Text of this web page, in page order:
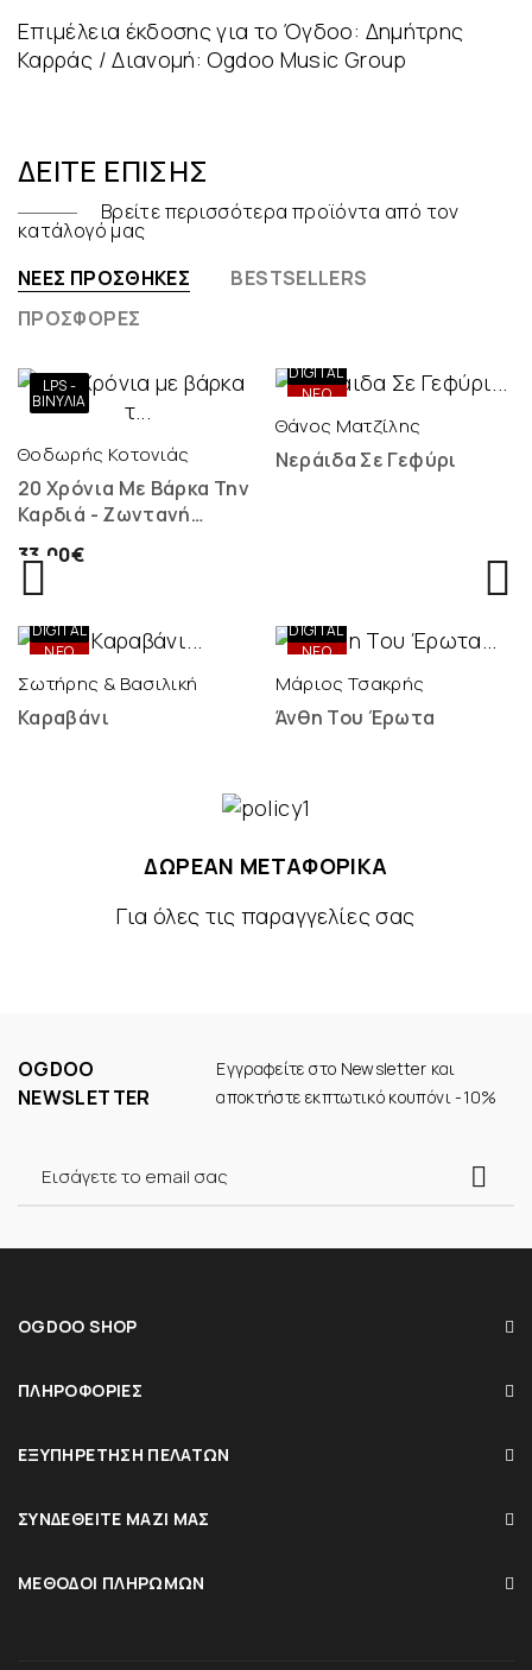
Επιμέλεια έκδοσης για το Όγδοο: Δημήτρης
Καρράς / Διανομή: Ogdoo Music Group
ΔΕΊΤΕ ΕΠΊΣΗΣ
Βρείτε περισσότερα προϊόντα από τον
κατάλογό μας
ΝΈΕΣ ΠΡΟΣΘΉΚΕΣ
BESTSELLERS
ΠΡΟΣΦΟΡΈΣ
ΝΕΟ
LPS -
ΒΙΝΎΛΙΑ
Θοδωρής Κοτονιάς
20 Χρόνια Με Βάρκα Την
Καρδιά - Ζωντανή
33,00€
ΝΕΟ
DIGITAL
Σωτήρης & Βασιλική
Καραβάνι
ΝΕΟ
DIGITAL
Θάνος Ματζίλης
Νεράιδα Σε Γεφύρι
ΝΕΟ
DIGITAL
Μάριος Τσακρής
Άνθη Του Έρωτα
ΔΩΡΕΑΝ ΜΕΤΑΦΟΡΙΚΑ
Για όλες τις παραγγελίες σας
OGDOO
NEWSLETTER
Εγγραφείτε στο Newsletter και
αποκτήστε εκπτωτικό κουπόνι -10%
OGDOO SHOP
ΠΛΗΡΟΦΟΡΊΕΣ
ΕΞΥΠΗΡΈΤΗΣΗ ΠΕΛΑΤΏΝ
ΣΥΝΔΕΘΕΊΤΕ ΜΑΖΊ ΜΑΣ
ΜΈΘΟΔΟΙ ΠΛΗΡΩΜΏΝ